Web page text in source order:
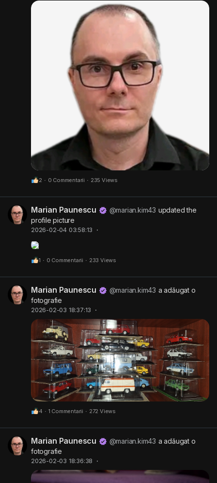
2 · 0 Commentarii · 235 Views
Marian Paunescu @marian.kim43 updated the
profile picture
2026-02-04 03:58:13 ·
1 · 0 Commentarii · 233 Views
Marian Paunescu @marian.kim43 a adăugat o
fotografie
2026-02-03 18:37:13 ·
4 · 1 Commentarii · 272 Views
Marian Paunescu @marian.kim43 a adăugat o
fotografie
2026-02-03 18:36:38 ·